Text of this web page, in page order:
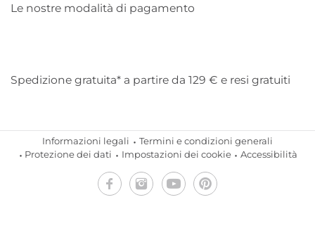
Le nostre modalità di pagamento
Spedizione gratuita* a partire da 129 € e resi gratuiti
Informazioni legali
Termini e condizioni generali
Protezione dei dati
Impostazioni dei cookie Accessibilità